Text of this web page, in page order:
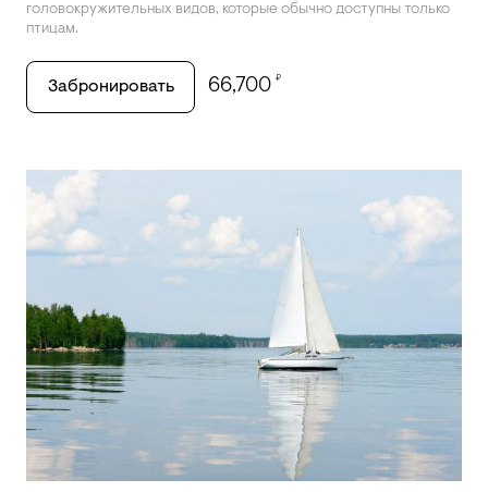
головокружительных видов, которые обычно доступны только
птицам.
Забронировать 66,700 ₽